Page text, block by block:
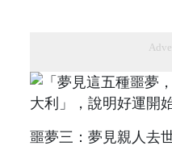
噩夢三：夢見親人去